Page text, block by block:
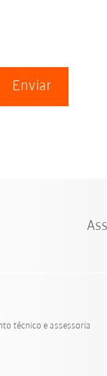
Enviar
técnico e assessoria